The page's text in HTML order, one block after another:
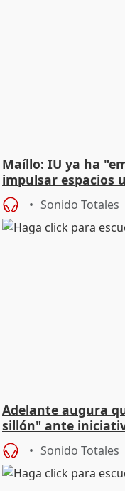
Maíllo: IU ya ha
impulsar espacios
Sonido Totales
Adelante augura
sillón" ante
Sonido Totales